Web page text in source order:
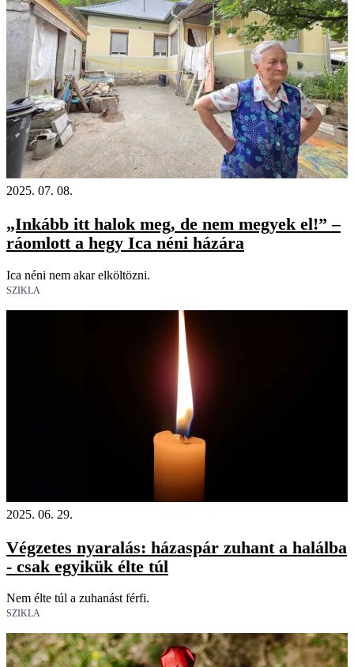
2025. 07. 08.
„Inkább itt halok meg, de nem megyek el!” –
ráomlott a hegy Ica néni házára
Ica néni nem akar elköltözni.
SZIKLA
2025. 06. 29.
Végzetes nyaralás: házaspár zuhant a halálba
- csak egyikük élte túl
Nem élte túl a zuhanást férfi.
SZIKLA